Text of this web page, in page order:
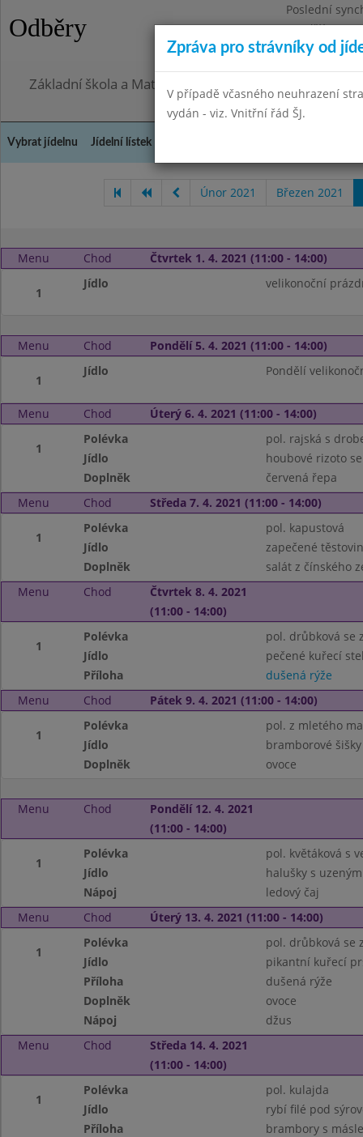
Odběry
Poslední
Pondělí
Omezení
Základní škola a Mateřská škola, Praha 4, Ohradní 49
Vybrat jídelnu Jídelní lístek
Únor 2021 Březen 2021
Menu Chod Čtvrtek 1. 4. 2021 (11:00 - 14:00)
1
Jídlo velikonoční
Menu Chod Pondělí 5. 4. 2021 (11:00 - 14:00)
1
Jídlo Pondělí
Menu Chod Úterý 6. 4. 2021 (11:00 - 14:00)
1
Polévka
pol. rajská s
Jídlo
houbové rizoto
Doplněk
červená řepa
Menu
Chod Středa 7. 4. 2021 (11:00 - 14:00)
1
Polévka
pol. kapustová
Jídlo
zapečené
Doplněk
salát z čínského
Menu
Chod
Čtvrtek 8. 4. 2021
(11:00 - 14:00)
1
Polévka
pol. drůbková se
Jídlo
pečené kuřecí
Příloha
dušená rýže
Menu
Chod Pátek 9. 4. 2021 (11:00 - 14:00)
1
Polévka
pol. z mletého
Jídlo
bramborové
Doplněk
ovoce
Menu Chod
Pondělí 12. 4. 2021
(11:00 - 14:00)
1
Polévka
pol. květáková s
Jídlo
halušky s
Nápoj
ledový čaj
Menu
Chod Úterý 13. 4. 2021 (11:00 - 14:00)
1
Polévka
pol. drůbková se
Jídlo
pikantní kuřecí
Příloha
dušená rýže
Doplněk
ovoce
Nápoj
džus
Menu
Chod
Středa 14. 4. 2021
(11:00 - 14:00)
1
Polévka
pol. kulajda
Jídlo
rybí filé pod
Příloha
brambory s
Zpráva pro strávníky od
V případě včasného neuhrazení
vydán - viz. Vnitřní řád ŠJ.